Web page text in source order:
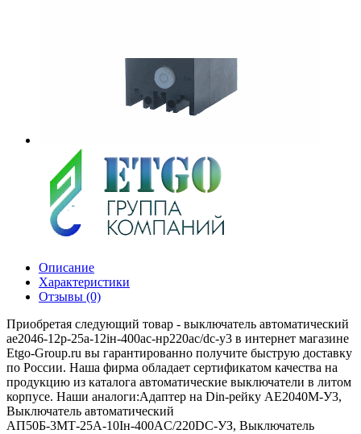
Описание
Характеристики
Отзывы (0)
Приобретая следующий товар - выключатель автоматический
ае2046-12р-25а-12iн-400ac-нр220ac/dc-у3 в интернет магазине
Etgo-Group.ru вы гарантированно получите быструю доставку
по России. Наша фирма обладает сертификатом качества на
продукцию из каталога автоматические выключатели в литом
корпусе. Наши аналоги:Адаптер на Din-рейку АЕ2040М-У3,
Выключатель автоматический
АП50Б-3МТ-25А-10Iн-400AС/220DC-УЗ, Выключатель